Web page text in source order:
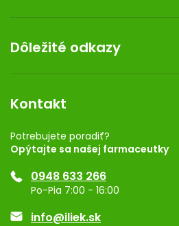
Doprava a platba
Darček k nákupu
Kontakt
Dermocentrum
Dôležité odkazy
Rozhodnutie na prevádzku
Registrácia
Ponuka pre firmy
Značky
Kontakt
Potrebujete poradiť?
Opýtajte sa našej farmaceutky
0948 633 266
Po-Pia 7:00 - 16:00
info@iliek.sk